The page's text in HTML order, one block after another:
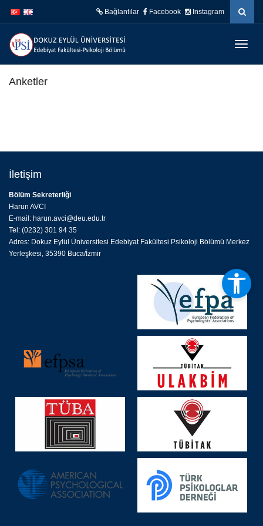
atla
atla
Bağlantılar Facebook Instagram
Anketler
İletişim
Bölüm Sekreterliği
Harun AVCI
E-mail: harun.avci@deu.edu.tr
Tel: (0232) 301 94 35
Adres: Dokuz Eylül Üniversitesi Edebiyat Fakültesi Psikoloji Bölümü Merkez
Yerleşkesi, 35390 Buca/İzmir